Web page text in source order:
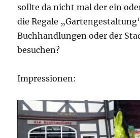
sollte da nicht mal der ein
die Regale
Buchhandlungen oder der
besuchen?
Impressionen: